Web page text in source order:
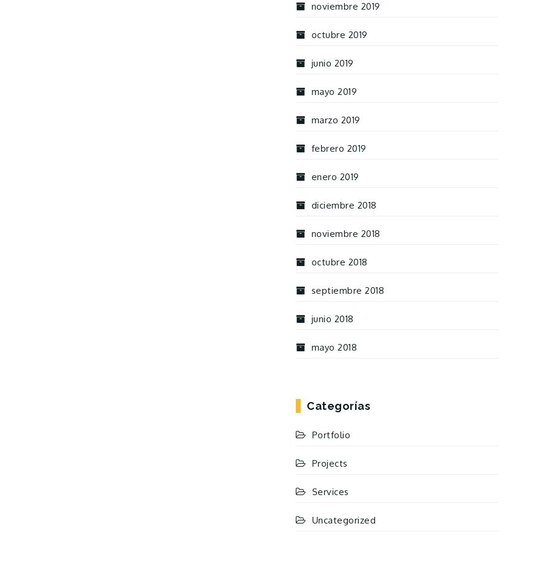
noviembre 2019
octubre 2019
junio 2019
mayo 2019
marzo 2019
febrero 2019
enero 2019
diciembre 2018
noviembre 2018
octubre 2018
septiembre 2018
junio 2018
mayo 2018
Categorías
Portfolio
Projects
Services
Uncategorized